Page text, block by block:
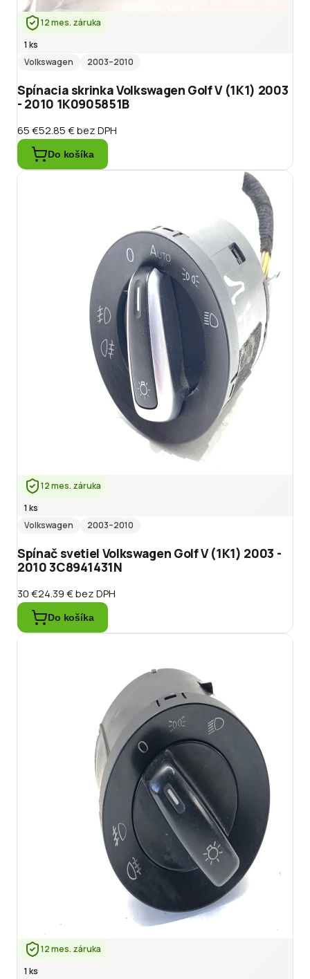
12 mes. záruka
1 ks
Volkswagen
2003–2010
Spínacia skrinka Volkswagen Golf V (1K1) 2003
- 2010 1K0905851B
65 €52.85 €bez DPH
Do košíka
12 mes. záruka
1 ks
Volkswagen
2003–2010
Spínač svetiel Volkswagen Golf V (1K1) 2003 -
2010 3C8941431N
30 €24.39 €bez DPH
Do košíka
12 mes. záruka
1 ks